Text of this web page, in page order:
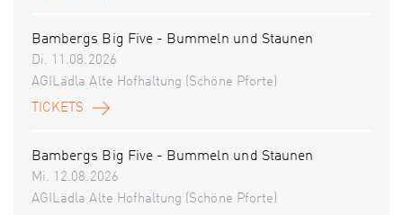
Bambergs Big Five - Bummeln und Staunen
Di. 11.08.2026
AGILädla Alte Hofhaltung (Schöne Pforte)
TICKETS
Bambergs Big Five - Bummeln und Staunen
Mi. 12.08.2026
AGILädla Alte Hofhaltung (Schöne Pforte)